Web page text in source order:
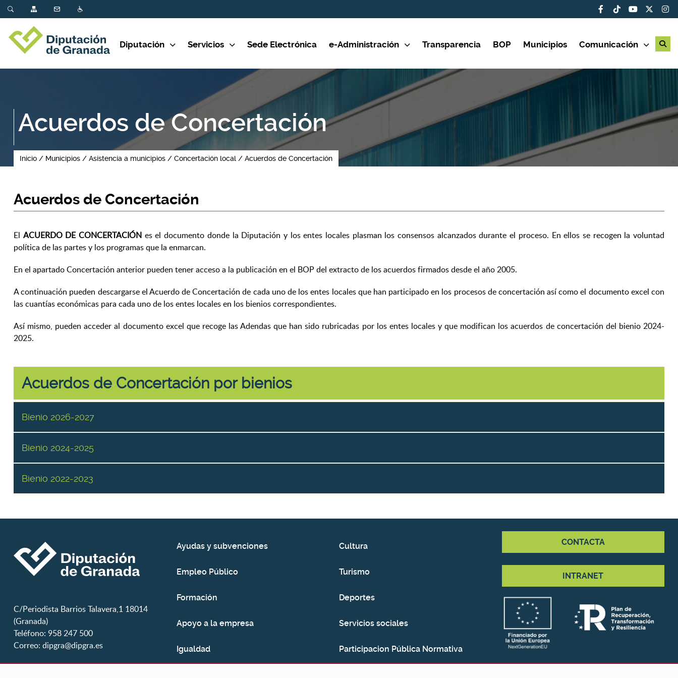
Diputación Servicios Sede Electrónica e-Administración Transparencia BOP Municipios Comunicación
Acuerdos de Concertación
Inicio Municipios Asistencia a municipios Concertación local Acuerdos de Concertación
Acuerdos de Concertación
El ACUERDO DE CONCERTACIÓN es el documento donde la Diputación y los entes locales plasman los consensos alcanzados durante el proceso. En ellos se recogen la voluntad
política de las partes y los programas que la enmarcan.
En el apartado Concertación anterior pueden tener acceso a la publicación en el BOP del extracto de los acuerdos firmados desde el año 2005.
A continuación pueden descargarse el Acuerdo de Concertación de cada uno de los entes locales que han participado en los procesos de concertación así como el documento excel con
las cuantías económicas para cada uno de los entes locales en los bienios correspondientes.
Así mismo, pueden acceder al documento excel que recoge las Adendas que han sido rubricadas por los entes locales y que modifican los acuerdos de concertación del bienio 2024-
2025.
Acuerdos de Concertación por bienios
Bienio 2026-2027
Bienio 2024-2025
Bienio 2022-2023
C/Periodista Barrios Talavera,1 18014
(Granada)
Teléfono: 958 247 500
Correo: dipgra@dipgra.es
Ayudas y subvenciones
Empleo Público
Formación
Apoyo a la empresa
Igualdad
Cultura
Turismo
Deportes
Servicios sociales
Participacion Pública Normativa
CONTACTA
INTRANET